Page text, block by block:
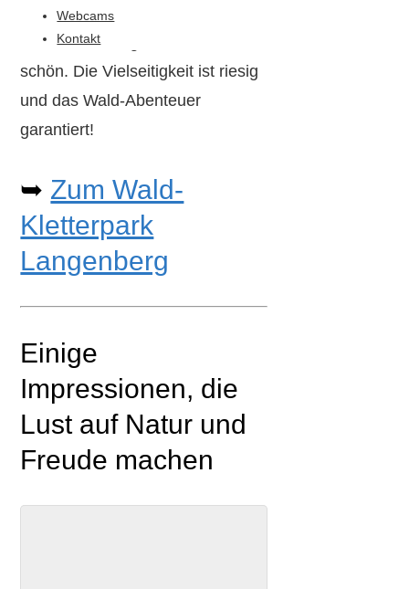
Webcams
Kontakt
bieten. Und im Baumhaus-Bistro
ist schlemmen gleich nochmal so
schön. Die Vielseitigkeit ist riesig
und das Wald-Abenteuer
garantiert!
➥ Zum Wald-
Kletterpark
Langenberg
Einige
Impressionen, die
Lust auf Natur und
Freude machen